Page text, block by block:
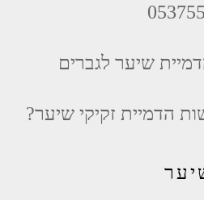
שיער לגברים
הדמיית זקיקי שיער?